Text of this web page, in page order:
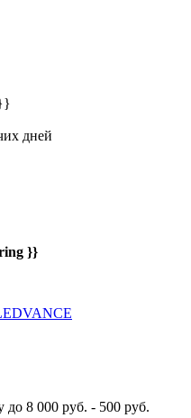
дней
}}
до 8 000 руб. - 500 руб.